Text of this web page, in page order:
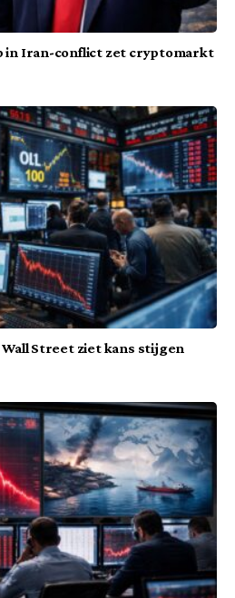
in Iran-conflict zet cryptomarkt
Street ziet kans stijgen